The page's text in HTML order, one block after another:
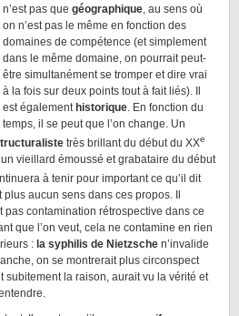
n’est pas que géographique, au sens où
on n’est pas le même en fonction des
domaines de compétence (et simplement
dans le même domaine, on pourrait peut-
être simultanément se tromper et dire vrai
à la fois sur deux points tout à fait liés). Il
est également historique. En fonction du
temps, il se peut que l’on change. Un
très brillant du début du XXe
vieillard émoussé et grabataire du début
à tenir pour important ce qu’il dit
aucun sens dans ces propos. Il
pas contamination rétrospective dans ce
que l’on veut, cela ne contamine en rien
: la syphilis de Nietzsche n’invalide
on se montrerait plus circonspect
subitement la raison, aurait vu la vérité et